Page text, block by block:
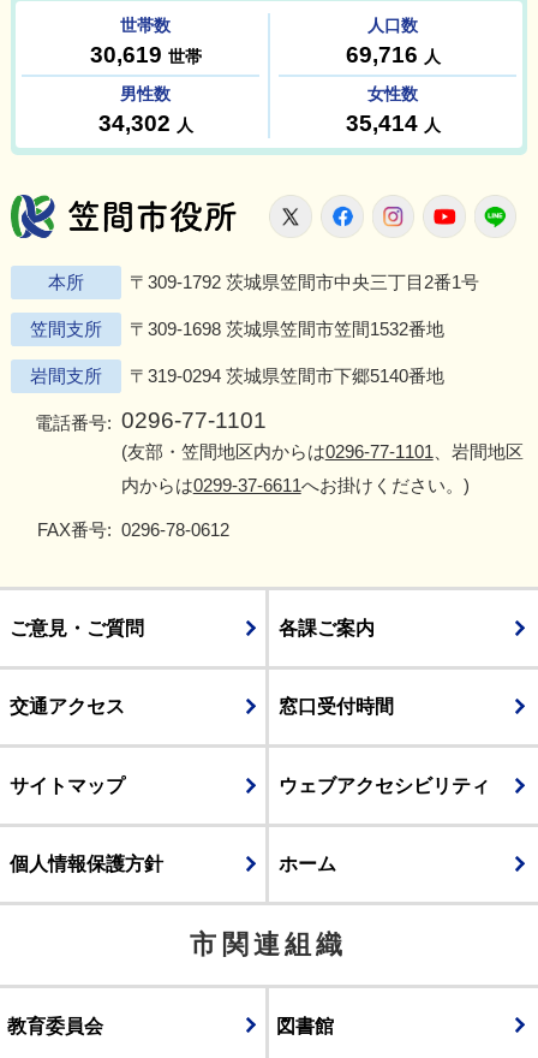
笠間市役所
X FacebookInstagram
本所 〒309-1792 茨城県笠間市中央三丁目2番1号
笠間支所 〒309-1698 茨城県笠間市笠間1532番地
岩間支所 〒319-0294 茨城県笠間市下郷5140番地
電話番号: 0296-77-1101
(友部・笠間地区内からは0296-77-1101 、岩間地区
内からは0299-37-6611へお掛けください。)
FAX番号: 0296-78-0612
ご意見・ご質問 各課ご案内
交通アクセス 窓口受付時間
サイトマップ ウェブアクセシビリティ
個人情報保護方針 ホーム
市関連組織
教育委員会 図書館